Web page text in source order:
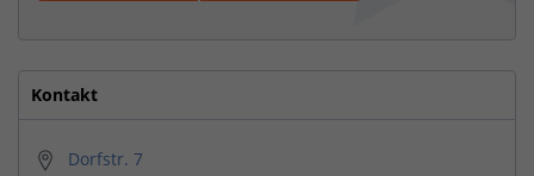
Kontakt
Dorfstr. 7